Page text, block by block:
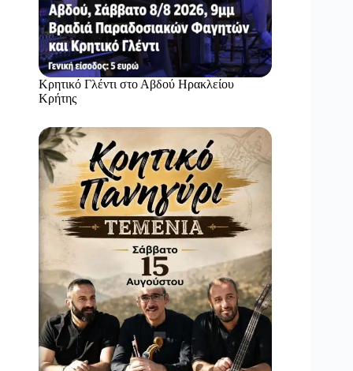
Κρητικό Γλέντι στο Αβδού Ηρακλείου
Κρήτης